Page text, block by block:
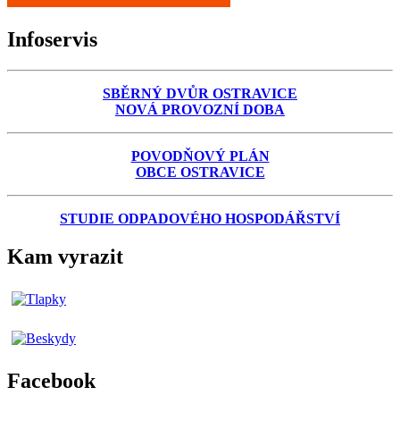
Infoservis
SBĚRNÝ DVŮR OSTRAVICE
NOVÁ PROVOZNÍ DOBA
POVODŇOVÝ PLÁN
OBCE OSTRAVICE
STUDIE ODPADOVÉHO HOSPODÁŘSTVÍ
Kam vyrazit
Facebook